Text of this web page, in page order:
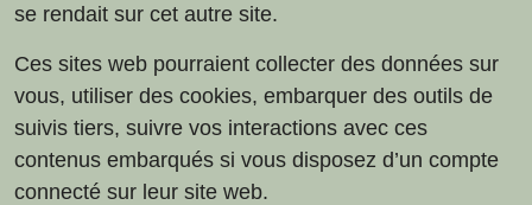
se rendait sur cet autre site.
Ces sites web pourraient collecter des données sur
vous, utiliser des cookies, embarquer des outils de
suivis tiers, suivre vos interactions avec ces
contenus embarqués si vous disposez d’un compte
connecté sur leur site web.